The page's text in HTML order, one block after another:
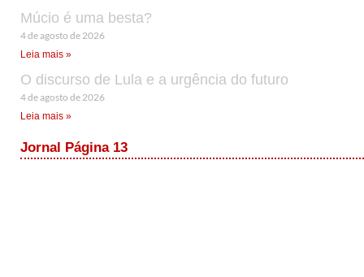
Múcio é uma besta?
4 de agosto de 2026
Leia mais »
O discurso de Lula e a urgência do futuro
4 de agosto de 2026
Leia mais »
Jornal Página 13